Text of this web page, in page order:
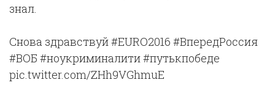
знал.
Снова здравствуй #EURO2016 #ВпередРоссия
#ВОБ #ноукриминалити #путькпобеде
pic.twitter.com/ZHh9VGhmuE